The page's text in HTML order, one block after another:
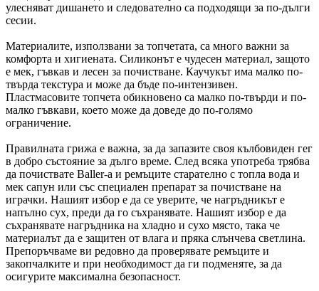
улесняват дишането и следователно са подходящи за по-дълги
сесии.
Материалите, използвани за топчетата, са много важни за
комфорта и хигиената. Силиконът е чудесен материал, защото
е мек, гъвкав и лесен за почистване. Каучукът има малко по-
твърда текстура и може да бъде по-интензивен.
Пластмасовите топчета обикновено са малко по-твърди и по-
малко гъвкави, което може да доведе до по-голямо
ограничение.
Правилната грижа е важна, за да запазите своя кълбовиден гег
в добро състояние за дълго време. След всяка употреба трябва
да почиствате Baller-a и ремъците старателно с топла вода и
мек сапун или със специален препарат за почистване на
играчки. Нашият избор е да се уверите, че нагръдникът е
напълно сух, преди да го съхранявате. Нашият избор е да
съхранявате нагръдника на хладно и сухо място, така че
материалът да е защитен от влага и пряка слънчева светлина.
Препоръчваме ви редовно да проверявате ремъците и
закопчалките и при необходимост да ги подменяте, за да
осигурите максимална безопасност.